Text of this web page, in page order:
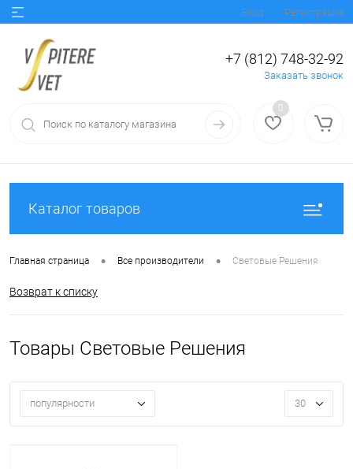
Вход Регистрация
+7 (812) 748-32-92
Заказать звонок
0
Каталог товаров
Главная страница • Все производители • Световые Решения
Возврат к списку
Товары Световые Решения
популярности 30